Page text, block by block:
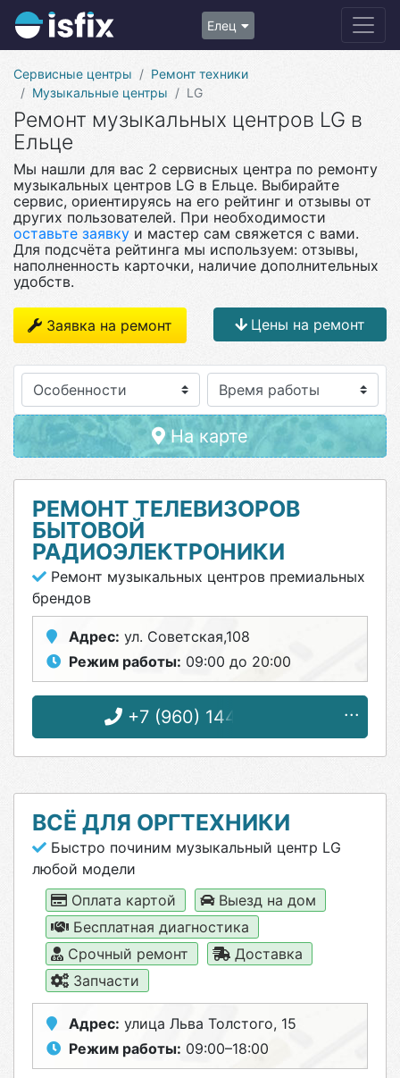
Елец
Сервисные центры
Ремонт техники
Музыкальные центры
LG
Ремонт музыкальных центров LG в
Ельце
Мы нашли для вас 2 сервисных центра по ремонту
музыкальных центров LG в Ельце. Выбирайте
сервис, ориентируясь на его рейтинг и отзывы от
других пользователей. При необходимости
оставьте заявку и мастер сам свяжется с вами.
Для подсчёта рейтинга мы используем: отзывы,
наполненность карточки, наличие дополнительных
удобств.
Заявка на ремонт Цены на ремонт
Особенности
На карте
РЕМОНТ ТЕЛЕВИЗОРОВ
БЫТОВОЙ
РАДИОЭЛЕКТРОНИКИ
Ремонт музыкальных центров премиальных
брендов
Адрес: ул. Советская,108
Режим работы: 09:00 до 20:00
+7 (960) 144-57-03
ВСЁ ДЛЯ ОРГТЕХНИКИ
Быстро починим музыкальный центр LG
любой модели
Оплата картой
Выезд на дом
Бесплатная диагностика
Срочный ремонт
Доставка
Запчасти
Адрес: улица Льва Толстого, 15
Режим работы: 09:00–18:00